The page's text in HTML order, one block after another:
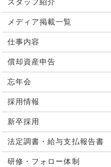
スタッフ紹介
メディア掲載一覧
仕事内容
償却資産申告
忘年会
採用情報
新卒採用
法定調書・給与支払報告書
研修・フォロー体制